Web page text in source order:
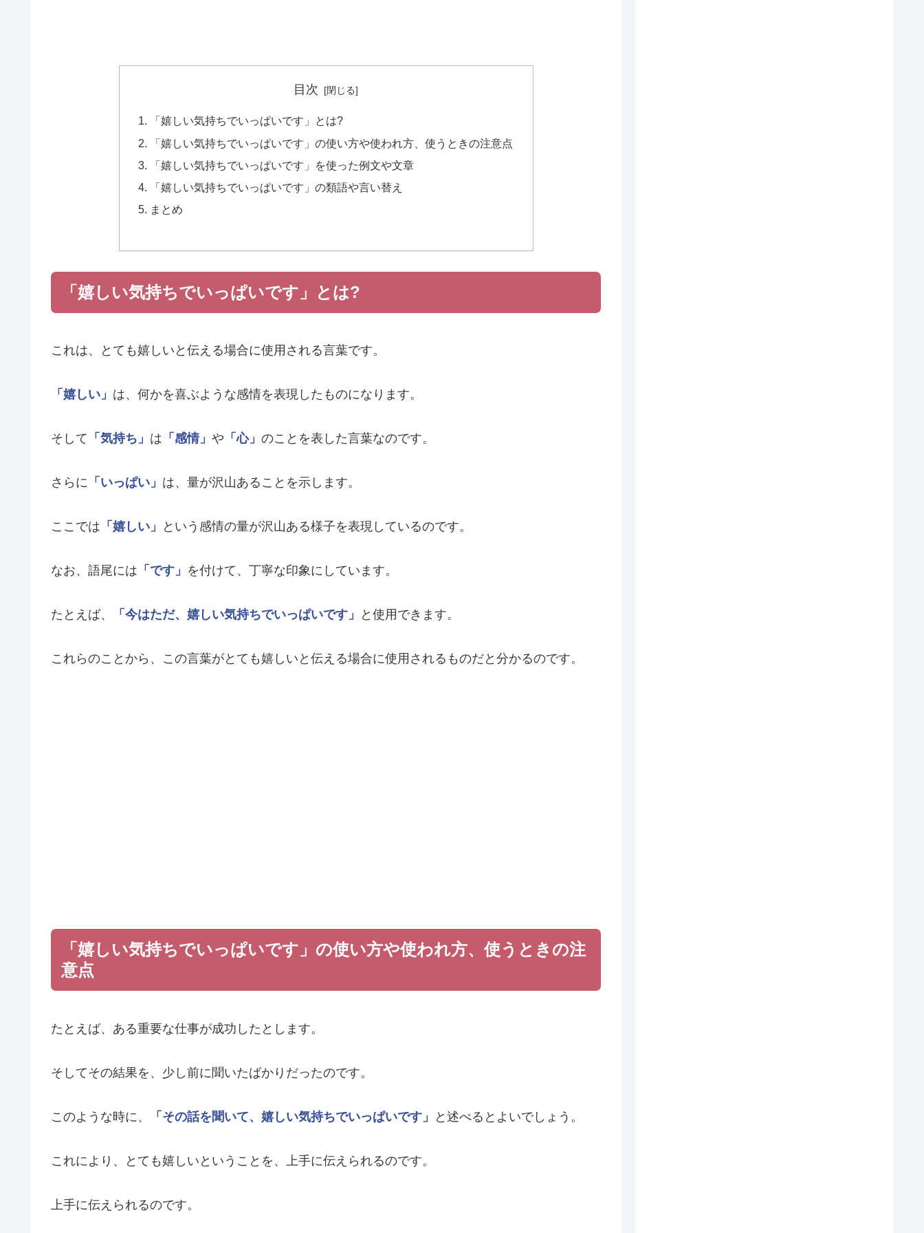
目次
「嬉しい気持ちでいっぱいです」とは?
「嬉しい気持ちでいっぱいです」の使い方や使われ方、使うときの注意点
「嬉しい気持ちでいっぱいです」を使った例文や文章
「嬉しい気持ちでいっぱいです」の類語や言い替え
まとめ
「嬉しい気持ちでいっぱいです」とは?
これは、とても嬉しいと伝える場合に使用される言葉です。
「嬉しい」 は、何かを喜ぶような感情を表現したものになります。
そして 「気持ち」 は 「感情」 や 「心」 のことを表した言葉なのです。
さらに 「いっぱい」 は、量が沢山あることを示します。
ここでは 「嬉しい」 という感情の量が沢山ある様子を表現しているのです。
なお、語尾には 「です」 を付けて、丁寧な印象にしています。
たとえば、 「今はただ、嬉しい気持ちでいっぱいです」 と使用できます。
これらのことから、この言葉がとても嬉しいと伝える場合に使用されるものだと分かるのです。
「嬉しい気持ちでいっぱいです」の使い方や使われ方、使うときの注
意点
たとえば、ある重要な仕事が成功したとします。
そしてその結果を、少し前に聞いたばかりだったのです。
このような時に、 「その話を聞いて、嬉しい気持ちでいっぱいです」 と述べるとよいでしょう。
これにより、とても嬉しいということを、上手に伝えられるのです。
上手に伝えられるのです。